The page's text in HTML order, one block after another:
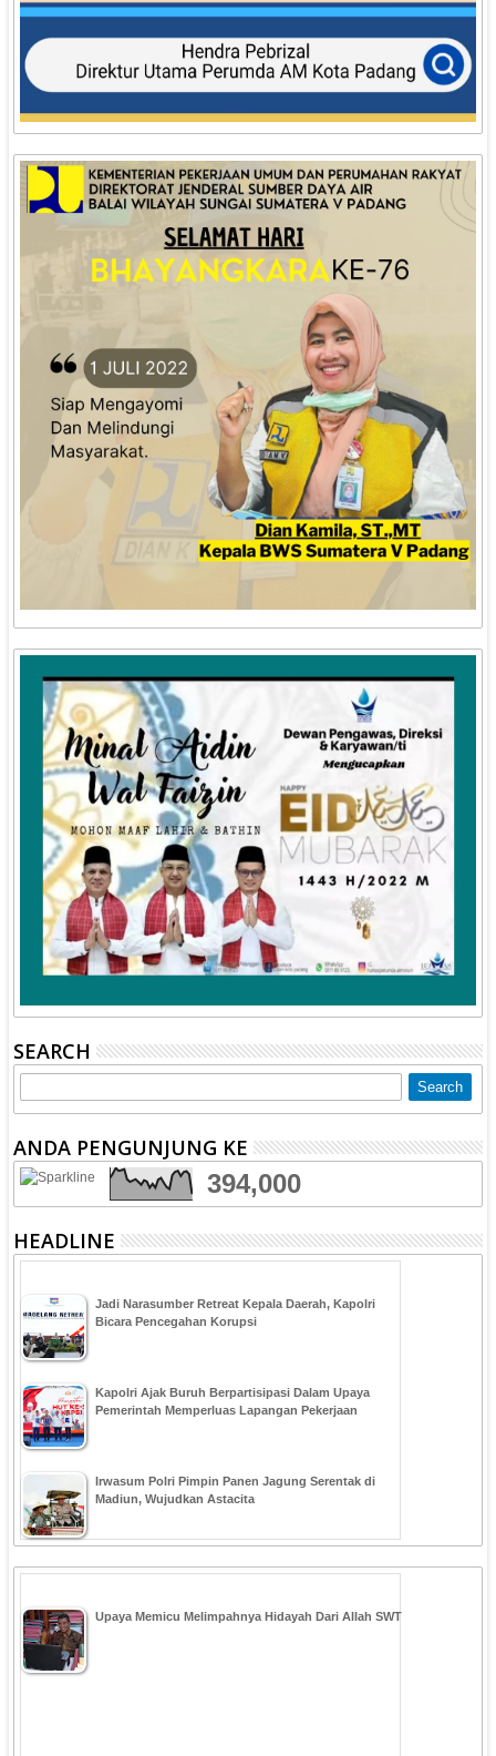
SEARCH
ANDA PENGUNJUNG KE
394,000
HEADLINE
Jadi Narasumber Retreat Kepala Daerah, Kapolri
Bicara Pencegahan Korupsi
Kapolri Ajak Buruh Berpartisipasi Dalam Upaya
Pemerintah Memperluas Lapangan Pekerjaan
Irwasum Polri Pimpin Panen Jagung Serentak di
Madiun, Wujudkan Astacita
Upaya Memicu Melimpahnya Hidayah Dari Allah SWT